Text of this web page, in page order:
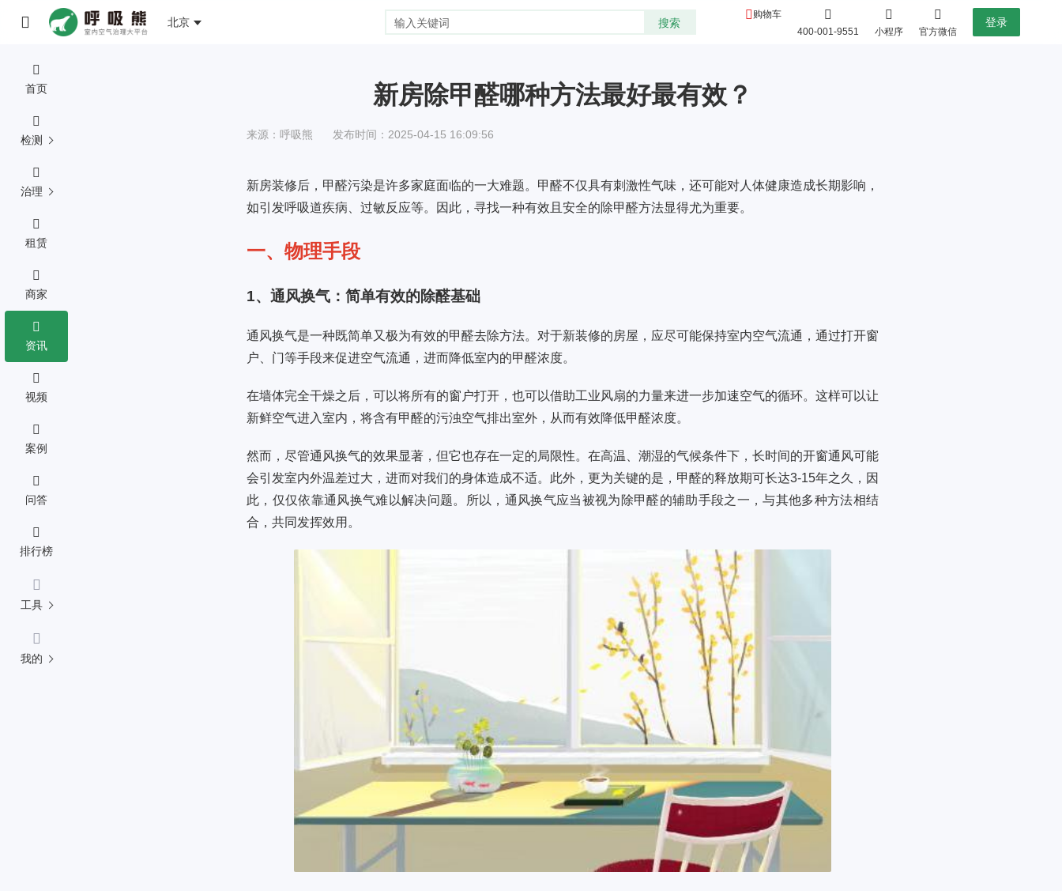
北京
购物车
400-001-9551
小程序 官方微信
登录
首页
检测
治理
租赁
商家
资讯
视频
案例
问答
排行榜
工具
我的
新房除甲醛哪种方法最好最有效？
来源：呼吸熊 发布时间：2025-04-15 16:09:56
新房装修后，甲醛污染是许多家庭面临的一大难题。甲醛不仅具有刺激性气味，还可能对人体健康造成长期影响，
如引发呼吸道疾病、过敏反应等。因此，寻找一种有效且安全的除甲醛方法显得尤为重要。
一、物理手段
1、通风换气：简单有效的除醛基础
通风换气是一种既简单又极为有效的甲醛去除方法。对于新装修的房屋，应尽可能保持室内空气流通，通过打开窗
户、门等手段来促进空气流通，进而降低室内的甲醛浓度。
在墙体完全干燥之后，可以将所有的窗户打开，也可以借助工业风扇的力量来进一步加速空气的循环。这样可以让
新鲜空气进入室内，将含有甲醛的污浊空气排出室外，从而有效降低甲醛浓度。
然而，尽管通风换气的效果显著，但它也存在一定的局限性。在高温、潮湿的气候条件下，长时间的开窗通风可能
会引发室内外温差过大，进而对我们的身体造成不适。此外，更为关键的是，甲醛的释放期可长达3-15年之久，因
此，仅仅依靠通风换气难以解决问题。所以，通风换气应当被视为除甲醛的辅助手段之一，与其他多种方法相结
合，共同发挥效用。